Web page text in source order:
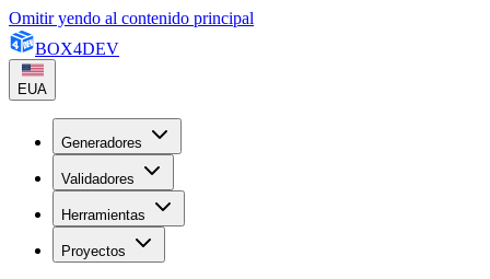
Omitir yendo al contenido principal
BOX4DEV
EUA
Generadores
Validadores
Herramientas
Proyectos